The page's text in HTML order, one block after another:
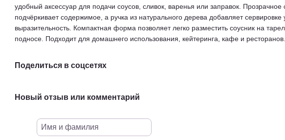
удобный аксессуар для подачи соусов, сливок, варенья или заправок. Прозрачное
подчёркивает содержимое, а ручка из натурального дерева добавляет сервировке
выразительность. Компактная форма позволяет легко разместить соусник на
подносе. Подходит для домашнего использования, кейтеринга, кафе и ресторанов.
Поделиться в соцсетях
Новый отзыв или комментарий